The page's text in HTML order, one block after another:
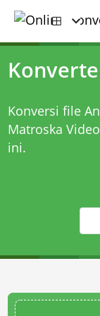
Konversi file
Matroska
ini.